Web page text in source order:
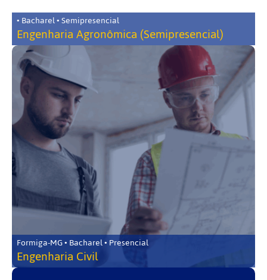
• Bacharel • Semipresencial
Engenharia Agronômica (Semipresencial)
Formiga-MG • Bacharel • Presencial
Engenharia Civil